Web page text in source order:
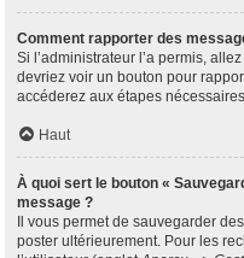
Comment rapporter des
Si l’administrateur l’a permis,
devriez voir un bouton pour
accéderez aux étapes
Haut
À quoi sert le bouton «
message ?
Il vous permet de sauvegarder
poster ultérieurement. Pour les